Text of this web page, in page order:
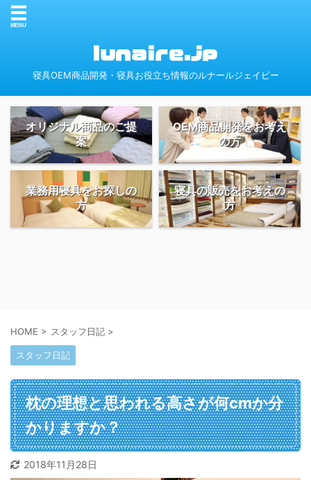
寝具OEM商品開発・寝具お役立ち情報のルナールジェイピー
オリジナル商品のご提
案
OEM商品開発をお考え
の方
業務用寝具をお探しの
方
寝具の販売をお考えの
方
HOME > スタッフ日記 >
スタッフ日記
枕の理想と思われる高さが何cmか分
かりますか？
2018年11月28日